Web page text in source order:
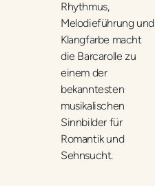
Rhythmus,
Melodieführung und
Klangfarbe macht
die Barcarolle zu
einem der
bekanntesten
musikalischen
Sinnbilder für
Romantik und
Sehnsucht.